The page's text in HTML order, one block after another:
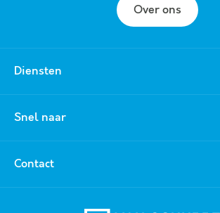
Over ons
Diensten
Aankoop
Verhuur
Aanhuur
Snel naar
Aanbod
Contact